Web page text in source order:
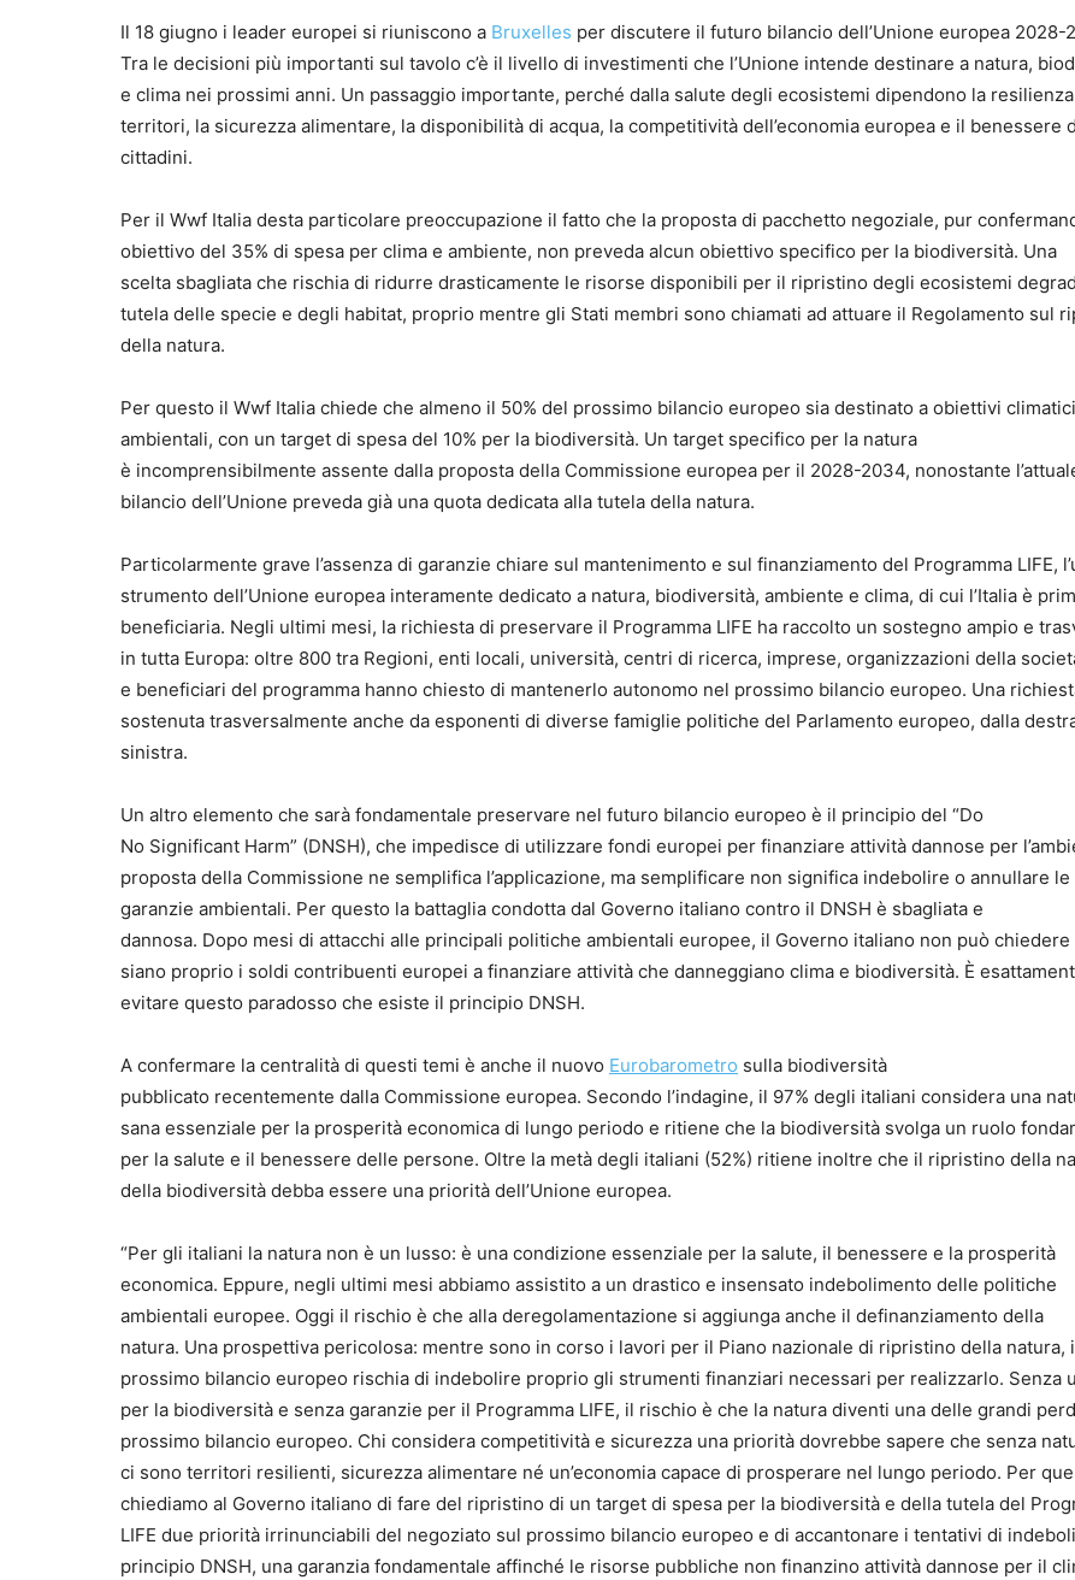
Il 18 giugno i leader europei si riuniscono a Bruxelles per discutere il futuro bilancio dell’Unione europea 2028-
Tra le decisioni più importanti sul tavolo c’è il livello di investimenti che l’Unione intende destinare a natura,
e clima nei prossimi anni. Un passaggio importante, perché dalla salute degli ecosistemi dipendono la
territori, la sicurezza alimentare, la disponibilità di acqua, la competitività dell’economia europea e il benessere
cittadini.
Per il Wwf Italia desta particolare preoccupazione il fatto che la proposta di pacchetto negoziale, pur
obiettivo del 35% di spesa per clima e ambiente, non preveda alcun obiettivo specifico per la biodiversità. Una
scelta sbagliata che rischia di ridurre drasticamente le risorse disponibili per il ripristino degli ecosistemi
tutela delle specie e degli habitat, proprio mentre gli Stati membri sono chiamati ad attuare il Regolamento sul
della natura.
Per questo il Wwf Italia chiede che almeno il 50% del prossimo bilancio europeo sia destinato a obiettivi
ambientali, con un target di spesa del 10% per la biodiversità. Un target specifico per la natura
è incomprensibilmente assente dalla proposta della Commissione europea per il 2028-2034, nonostante
bilancio dell’Unione preveda già una quota dedicata alla tutela della natura.
Particolarmente grave l’assenza di garanzie chiare sul mantenimento e sul finanziamento del Programma LIFE,
strumento dell’Unione europea interamente dedicato a natura, biodiversità, ambiente e clima, di cui l’Italia è
beneficiaria. Negli ultimi mesi, la richiesta di preservare il Programma LIFE ha raccolto un sostegno ampio e
in tutta Europa: oltre 800 tra Regioni, enti locali, università, centri di ricerca, imprese, organizzazioni della
e beneficiari del programma hanno chiesto di mantenerlo autonomo nel prossimo bilancio europeo. Una
sostenuta trasversalmente anche da esponenti di diverse famiglie politiche del Parlamento europeo, dalla
sinistra.
Un altro elemento che sarà fondamentale preservare nel futuro bilancio europeo è il principio del “Do
No Significant Harm” (DNSH), che impedisce di utilizzare fondi europei per finanziare attività dannose per
proposta della Commissione ne semplifica l’applicazione, ma semplificare non significa indebolire o annullare le
garanzie ambientali. Per questo la battaglia condotta dal Governo italiano contro il DNSH è sbagliata e
dannosa. Dopo mesi di attacchi alle principali politiche ambientali europee, il Governo italiano non può chiedere
siano proprio i soldi contribuenti europei a finanziare attività che danneggiano clima e biodiversità. È
evitare questo paradosso che esiste il principio DNSH.
A confermare la centralità di questi temi è anche il nuovo Eurobarometro sulla biodiversità
pubblicato recentemente dalla Commissione europea. Secondo l’indagine, il 97% degli italiani considera una
sana essenziale per la prosperità economica di lungo periodo e ritiene che la biodiversità svolga un ruolo
per la salute e il benessere delle persone. Oltre la metà degli italiani (52%) ritiene inoltre che il ripristino della
della biodiversità debba essere una priorità dell’Unione europea.
“Per gli italiani la natura non è un lusso: è una condizione essenziale per la salute, il benessere e la prosperità
economica. Eppure, negli ultimi mesi abbiamo assistito a un drastico e insensato indebolimento delle politiche
ambientali europee. Oggi il rischio è che alla deregolamentazione si aggiunga anche il definanziamento della
natura. Una prospettiva pericolosa: mentre sono in corso i lavori per il Piano nazionale di ripristino della natura,
prossimo bilancio europeo rischia di indebolire proprio gli strumenti finanziari necessari per realizzarlo. Senza
per la biodiversità e senza garanzie per il Programma LIFE, il rischio è che la natura diventi una delle grandi
prossimo bilancio europeo. Chi considera competitività e sicurezza una priorità dovrebbe sapere che senza
ci sono territori resilienti, sicurezza alimentare né un’economia capace di prosperare nel lungo periodo. Per
chiediamo al Governo italiano di fare del ripristino di un target di spesa per la biodiversità e della tutela del
LIFE due priorità irrinunciabili del negoziato sul prossimo bilancio europeo e di accantonare i tentativi di
principio DNSH, una garanzia fondamentale affinché le risorse pubbliche non finanzino attività dannose per il